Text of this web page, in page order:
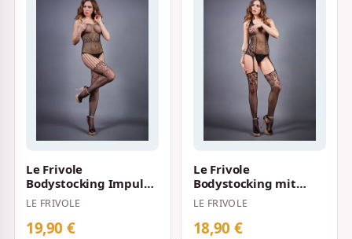
Le Frivole
Bodystocking Impulse
mit Spitzendruck in
der Taille S-L Sch…
LE FRIVOLE
19,90 €
Le Frivole
Bodystocking mit
imitierten Strümpfen
und
Spitzeneinsätzen…
LE FRIVOLE
18,90 €